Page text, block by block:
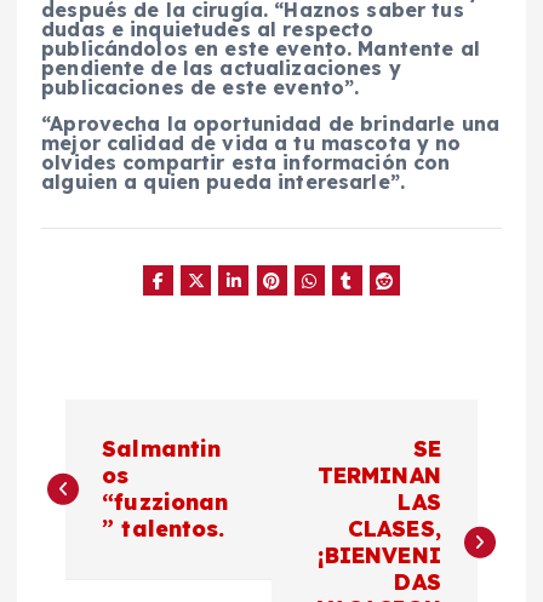
después de la cirugía. “Haznos saber tus
dudas e inquietudes al respecto
publicándolos en este evento. Mantente al
pendiente de las actualizaciones y
publicaciones de este evento”.
“Aprovecha la oportunidad de brindarle una
mejor calidad de vida a tu mascota y no
olvides compartir esta información con
alguien a quien pueda interesarle”.
a
Salmantin
os
“fuzzionan
” talentos.
SE
TERMINAN
LAS
CLASES,
¡BIENVENI
DAS